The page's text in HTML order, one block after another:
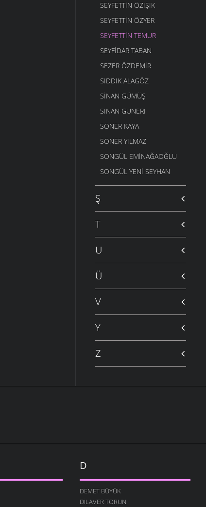
SEYFETTIN ÖZIŞIK
SEYFETTIN ÖZYER
SEYFETTIN TEMUR
SEYFIDAR TABAN
SEZER ÖZDEMIR
SIDDIK ALAGÖZ
SINAN GÜMÜŞ
SINAN GÜNERI
SONER KAYA
SONER YILMAZ
SONGÜL EMINAĞAOĞLU
SONGÜL YENI SEYHAN
Ş
T
U
Ü
V
Y
Z
D
DEMET BÜYÜK
DILAVER TORUN